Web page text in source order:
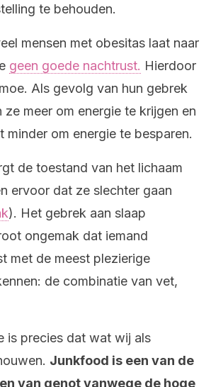
te behouden.
mensen met obesitas laat naar
geen goede nachtrust. Hierdoor
Als gevolg van hun gebrek
ze meer om energie te krijgen en
minder om energie te besparen.
de toestand van het lichaam
ervoor dat ze slechter gaan
). Het gebrek aan slaap
ongemak dat iemand
met de meest plezierige
de combinatie van vet,
is precies dat wat wij als
Junkfood is een van de
van genot vanwege de hoge